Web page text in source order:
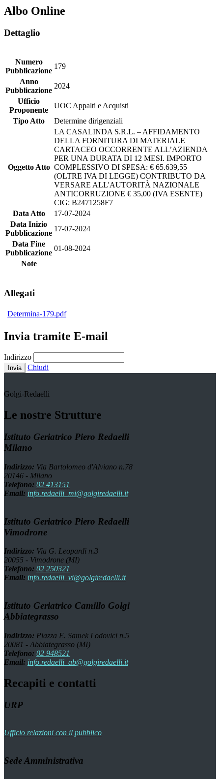
Albo Online
Dettaglio
Numero
Pubblicazione
179
Anno
Pubblicazione
2024
Ufficio
Proponente
UOC Appalti e Acquisti
Tipo Atto
Determine dirigenziali
Oggetto Atto
LA CASALINDA S.R.L. – AFFIDAMENTO
DELLA FORNITURA DI MATERIALE
CARTACEO OCCORRENTE ALL’AZIENDA
PER UNA DURATA DI 12 MESI. IMPORTO
COMPLESSIVO DI SPESA: € 65.639,55
(OLTRE IVA DI LEGGE) CONTRIBUTO DA
VERSARE ALL'AUTORITÀ NAZIONALE
ANTICORRUZIONE € 35,00 (IVA ESENTE)
CIG: B2471258F7
Data Atto
17-07-2024
Data Inizio
Pubblicazione
17-07-2024
Data Fine
Pubblicazione
01-08-2024
Note
Allegati
Determina-179.pdf
Invia tramite E-mail
Indirizzo
Invia Chiudi
Golgi-Redaelli
Le nostre Strutture
Istituto Geriatrico Piero Redaelli
Milano
Indirizzo: Via Bartolomeo d'Alviano n.78
20146 - Milano
Telefono: 02 413151
Email: info.redaelli_mi@golgiredaelli.it
Istituto Geriatrico Piero Redaelli
Vimodrone
Indirizzo: Via G. Leopardi n.3
20055 - Vimodrone (MI)
Telefono: 02 250321
Email: info.redaelli_vi@golgiredaelli.it
Istituto Geriatrico Camillo Golgi
Abbiategrasso
Indirizzo: Piazza E. Samek Lodovici n.5
20081 - Abbiategrasso (MI)
Telefono: 02 948521
Email: info.redaelli_ab@golgiredaelli.it
Recapiti e contatti
URP
Ufficio relazioni con il pubblico
Sede Amministrativa